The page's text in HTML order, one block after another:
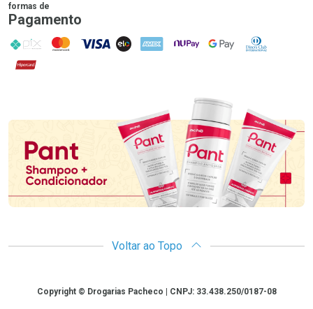
formas de
Pagamento
PIX MasterCard
VISA ELO AMEX NuPay Google PayDiners Club
Hipercard
Voltar ao Topo
CopyrightCopyright © Drogarias Pacheco | CNPJ: 33.438.250/0187-08